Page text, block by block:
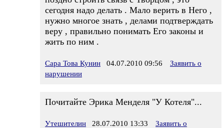
сегодня надо делать . Мало верить в Него ,
нужно многое знать , делами подтверждать
веру , правильно понимать Его законы и
жить по ним .
Сара Това Кунин 04.07.2010 09:56
Заявить о
нарушении
Почитайте Эрика Менделя "У Котеля"...
Утешителин 28.07.2010 13:33
Заявить о